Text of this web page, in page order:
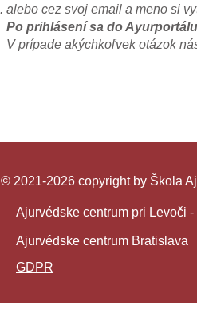
alebo cez svoj email a meno si
Po prihlásení sa do Ayurportálu
​V prípade akýchkoľvek otázok
© 2021-2026 copyright by Škola
Ajurvédske centrum pri Levoči -
Ajurvédske centrum Bratislava
GDPR